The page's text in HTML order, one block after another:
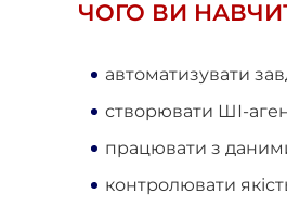
ЧОГО ВИ
автоматизувати
створювати ШІ-
працювати з
контролювати